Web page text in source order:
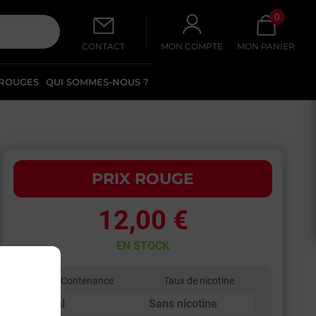
CONTACT
QUI SOMMES-NOUS ?
MON COMPTE
0
MON PANIER
PRIX ROUGE
12,00 €
EN STOCK
Contenance Taux de nicotine